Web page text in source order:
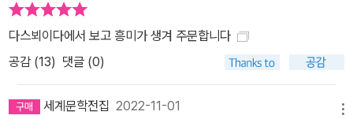
오사카 대공습을 피해 제주도로 건너갔다. 열여덟이 되던 1948년 4
월, 제주4.3사건의 끔찍한 현장을 눈앞에서 목격한 뒤 어린 동생 둘
을 데리고 밀항선에 올라타 다시 일본으로 돌아간 어머니는 그 이후
로 마음속에서 남한의 존재를 지운 채 살아간다. 연고라고는 없던 북
한을 지지하고 맹목적으로 조총련 활동을 하던 부모에 대한 의문은 <
다스뵈이다에서 보고 흥미가 생겨 주문합니다
공감 (13) 댓글 (0)
세계문학전집 2022-11-01